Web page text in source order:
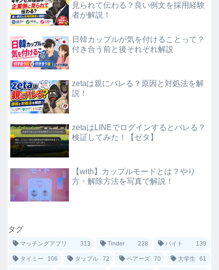
見られて伝わる？良い例文を採用経験
者が解説！
日韓カップルが気を付けることって？
付き合う前と後それぞれ解説
zetaは親にバレる？原因と対処法を解
説！
zetaはLINEでログインするとバレる？
検証してみた！【ゼタ】
【with】カップルモードとは？やり
方・解除方法を写真で解説！
タグ
マッチングアプリ 313 Tinder 228 バイト 139
タイミー 106 タップル 72 ペアーズ 70 大学生 61